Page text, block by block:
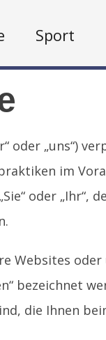
Sport
„uns“)
im
oder
Websites
bezeichnet
die Ihnen